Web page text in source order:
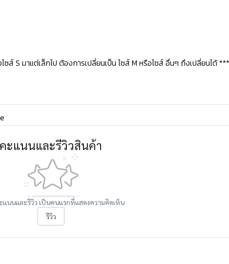
ส์ S มาแต่เล็กไป ต้องการเปลี่ยนเป็น ไซส์ M หรือไซส์ อื่นๆ ถึงเปลี่ยนได้
คะแนนและรีวิวสินค้า
แนนและรีวิว เป็นคนแรกที่แสดงความคิดเห็น
รีวิว